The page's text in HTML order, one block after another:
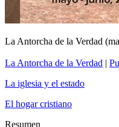
La Antorcha de la Verdad
La Antorcha de la Verdad |
La iglesia y el estado
El hogar cristiano
Resumen